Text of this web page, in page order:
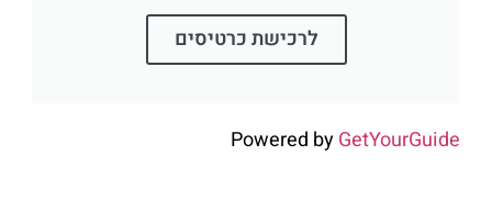
לרכישת כרטיסים
Powered byGetYourGuide